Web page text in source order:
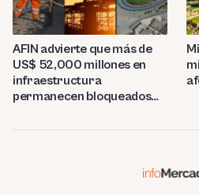
AFIN advierte que más de
US$ 52,000 millones en
infraestructura
permanecen bloqueados